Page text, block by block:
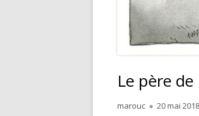
Le père de
Author
marouc
Published
20 mai 2018